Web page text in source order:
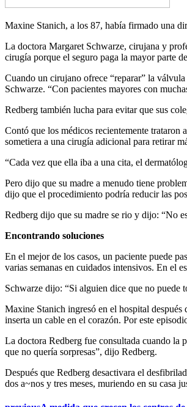
Maxine Stanich, a los 87, había firmado una
La doctora Margaret Schwarze, cirujana y
cirugía porque el seguro paga la mayor parte
Cuando un cirujano ofrece “reparar” la
Schwarze. “Con pacientes mayores con
Redberg también lucha para evitar que sus
Contó que los médicos recientemente trataron
sometiera a una cirugía adicional para retirar
“Cada vez que ella iba a una cita, el
Pero dijo que su madre a menudo tiene
dijo que el procedimiento podría reducir las
Redberg dijo que su madre se rio y dijo: “No
Encontrando soluciones
En el mejor de los casos, un paciente puede
varias semanas en cuidados intensivos. En el
Schwarze dijo: “Si alguien dice que no puede
Maxine Stanich ingresó en el hospital
inserta un cable en el corazón. Por este
La doctora Redberg fue consultada cuando la
que no quería sorpresas”, dijo Redberg.
Después que Redberg desactivara el
dos a~nos y tres meses, muriendo en su casa